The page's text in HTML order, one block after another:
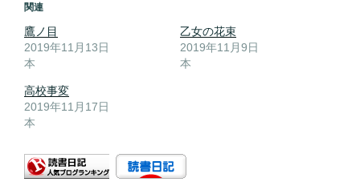
関連
鷹ノ目
2019年11月13日
本
乙女の花束
2019年11月9日
本
高校事変
2019年11月17日
本